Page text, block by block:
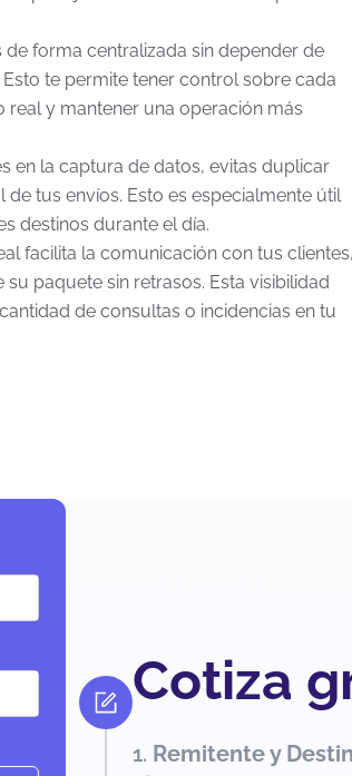
forma centralizada sin depender de
te permite tener control sobre cada
real y mantener una operación más
en la captura de datos, evitas duplicar
tus envíos. Esto es especialmente útil
destinos durante el día.
facilita la comunicación con tus clientes,
paquete sin retrasos. Esta visibilidad
de consultas o incidencias en tu
Cotiza
Remitente y